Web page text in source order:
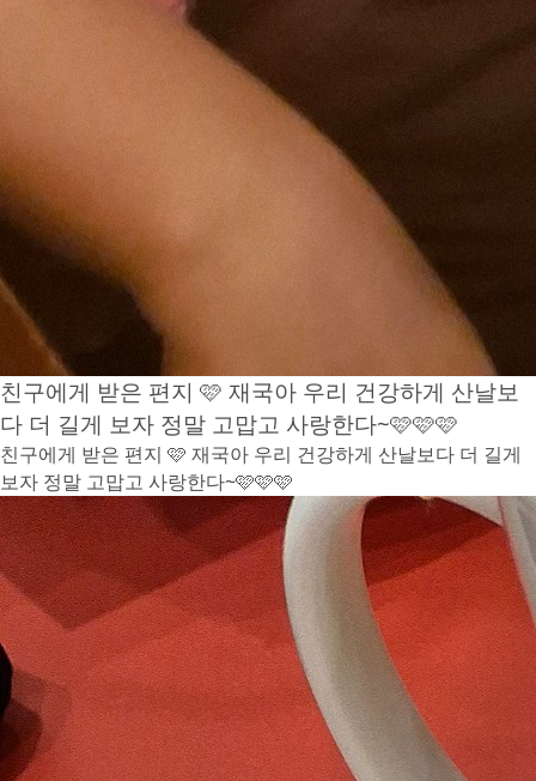
친구에게 받은 편지 🩷 재국아 우리 건강하게 산날보
다 더 길게 보자 정말 고맙고 사랑한다~🩷🩷🩷
친구에게 받은 편지 🩷 재국아 우리 건강하게 산날보다 더 길게
보자 정말 고맙고 사랑한다~🩷🩷🩷